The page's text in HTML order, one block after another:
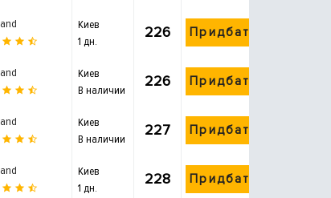
Киев
1 дн.
226 Придбати
Киев
В наличии
226 Придбати
Киев
В наличии
227 Придбати
Киев
1 дн.
228 Придбати